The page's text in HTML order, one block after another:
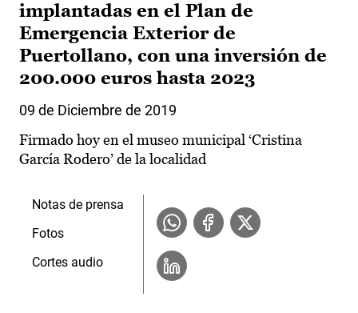
implantadas en el Plan de
Emergencia Exterior de
Puertollano, con una inversión de
200.000 euros hasta 2023
09 de Diciembre de 2019
Firmado hoy en el museo municipal ‘Cristina
García Rodero’ de la localidad
Notas de prensa
Fotos
Cortes audio